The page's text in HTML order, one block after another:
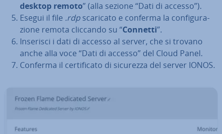
desktop remoto” (alla sezione “Dati di accesso”).
Esegui il file .rdp scaricato e conferma la con­fi­gu­ra­
zio­ne remota cliccando su “Connetti”.
Inserisci i dati di accesso al server, che si trovano
anche alla voce “Dati di accesso” del Cloud Panel.
Conferma il cer­ti­fi­ca­to di sicurezza del server IONOS.